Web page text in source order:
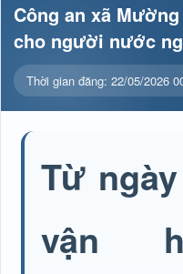
Công an xã
cho người nước
Thời gian đăng: 22/05/2026
Từ
vận